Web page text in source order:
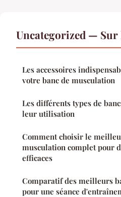
Uncategorized — Sur
Les accessoires
votre banc de musculation
Les différents types de
leur utilisation
Comment choisir le
musculation complet pour
efficaces
Comparatif des meilleurs
pour une séance